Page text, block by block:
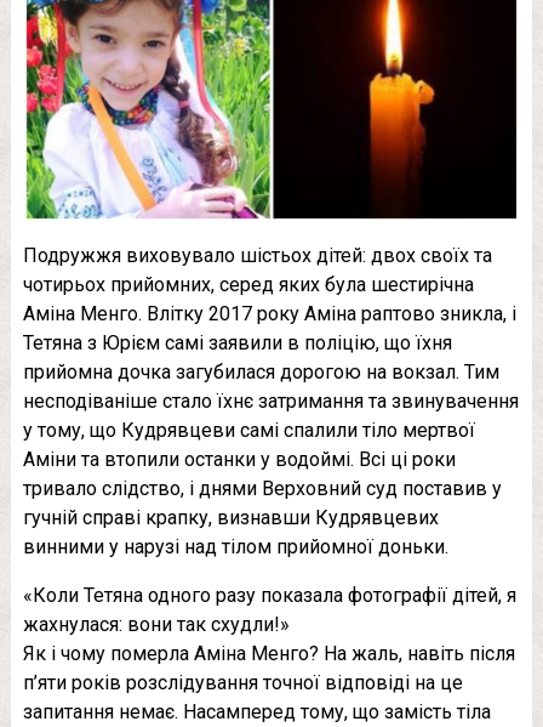
Подружжя виховувало шістьох дітей: двох своїх та
чотирьох прийомних, серед яких була шестирічна
Аміна Менго. Влітку 2017 року Аміна раптово зникла, і
Тетяна з Юрієм самі заявили в поліцію, що їхня
прийомна дочка загубилася дорогою на вокзал. Тим
несподіваніше стало їхнє затримання та звинувачення
у тому, що Кудрявцеви самі спалили тіло мертвої
Аміни та втопили останки у водоймі. Всі ці роки
тривало слідство, і днями Верховний суд поставив у
гучній справі крапку, визнавши Кудрявцевих
винними у нарузі над тілом прийомної доньки.
«Коли Тетяна одного разу показала фотографії дітей, я
жахнулася: вони так схудли!»
Як і чому померла Аміна Менго? На жаль, навіть після
п’яти років розслідування точної відповіді на це
запитання немає. Насамперед тому, що замість тіла